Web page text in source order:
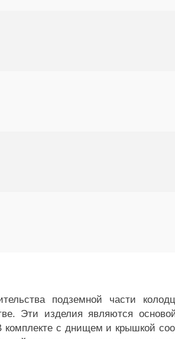
подземной части
Эти изделия являются
с днищем и крышкой